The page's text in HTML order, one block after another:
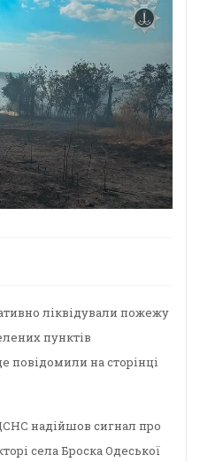
ліквідували пожежу
пунктів
повідомили на сторінці
надійшов сигнал про
села Броска Одеської